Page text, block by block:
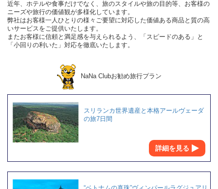
近年、ホテルや食事だけでなく、旅のスタイルや旅の目的等、お客様の
ニーズや旅行の価値観が多様化しています。
弊社はお客様一人ひとりの様々ご要望に対応した価値ある商品と質の高
いサービスをご提供いたします。
またお客様に信頼と満足感を与えられるよう、「スピードのある」と
「小回りの利いた」対応を徹底いたします。
NaNa Clubお勧め旅行プラン
スリランカ世界遺産と本格アールヴェーダ
の旅7日間
詳細を見る